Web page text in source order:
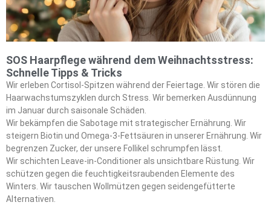
Pflege-Methoden. Wir passen uns saisonal den Trends an.
SOS Haarpflege während dem Weihnachtsstress:
Schnelle Tipps & Tricks
Wir erleben Cortisol-Spitzen während der Feiertage. Wir stören die
Haarwachstumszyklen durch Stress. Wir bemerken Ausdünnung
im Januar durch saisonale Schäden.
Wir bekämpfen die Sabotage mit strategischer Ernährung. Wir
steigern Biotin und Omega-3-Fettsäuren in unserer Ernährung. Wir
begrenzen Zucker, der unsere Follikel schrumpfen lässt.
Wir schichten Leave-in-Conditioner als unsichtbare Rüstung. Wir
schützen gegen die feuchtigkeitsraubenden Elemente des
Winters. Wir tauschen Wollmützen gegen seidengefütterte
Alternativen.